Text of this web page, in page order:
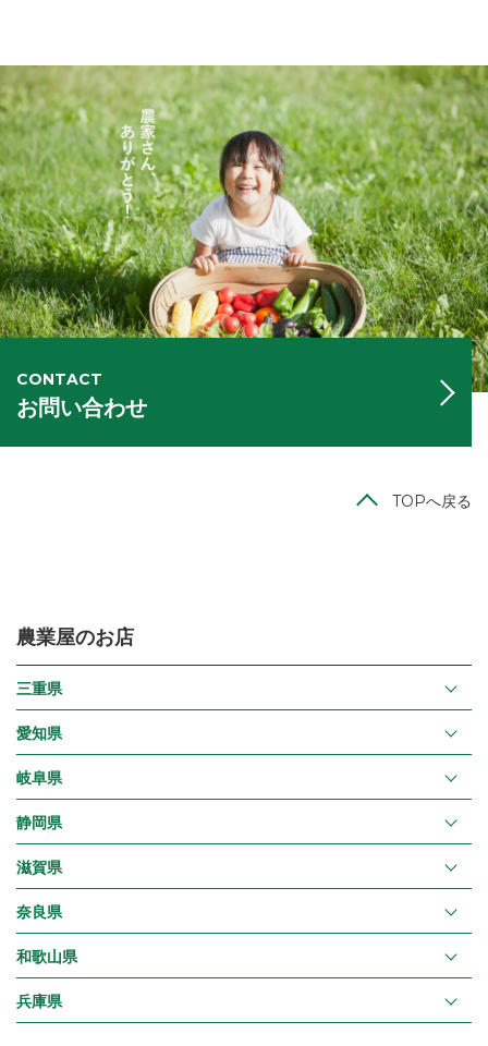
CONTACT
お問い合わせ
TOPへ戻る
農業屋のお店
三重県
愛知県
岐阜県
静岡県
滋賀県
奈良県
和歌山県
兵庫県